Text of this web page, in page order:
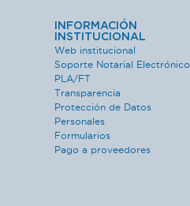
INFORMACIÓN
INSTITUCIONAL
Web institucional
Soporte Notarial Electrónico
PLA/FT
Transparencia
Protección de Datos
Personales
Formularios
Pago a proveedores